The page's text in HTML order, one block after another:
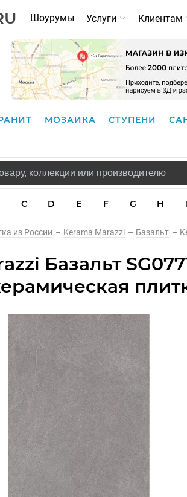
Шоурумы Услуги Клиентам
МОЗАИКА СТУПЕНИ
C D E F G H
из России – Kerama Marazzi – Базальт –
Базальт